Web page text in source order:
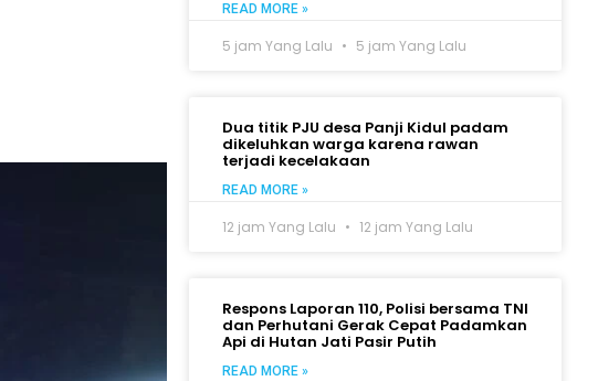
READ MORE »
5 jam Yang Lalu 5 jam Yang Lalu
Dua titik PJU desa Panji Kidul padam
dikeluhkan warga karena rawan
terjadi kecelakaan
READ MORE »
12 jam Yang Lalu 12 jam Yang Lalu
Respons Laporan 110, Polisi bersama TNI
dan Perhutani Gerak Cepat Padamkan
Api di Hutan Jati Pasir Putih
READ MORE »